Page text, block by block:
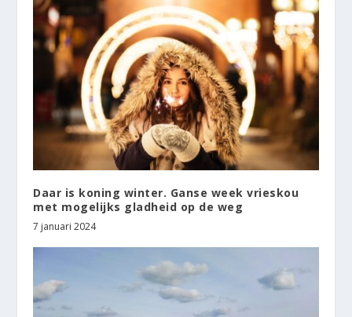
Daar is koning winter. Ganse week vrieskou
met mogelijks gladheid op de weg
7 januari 2024